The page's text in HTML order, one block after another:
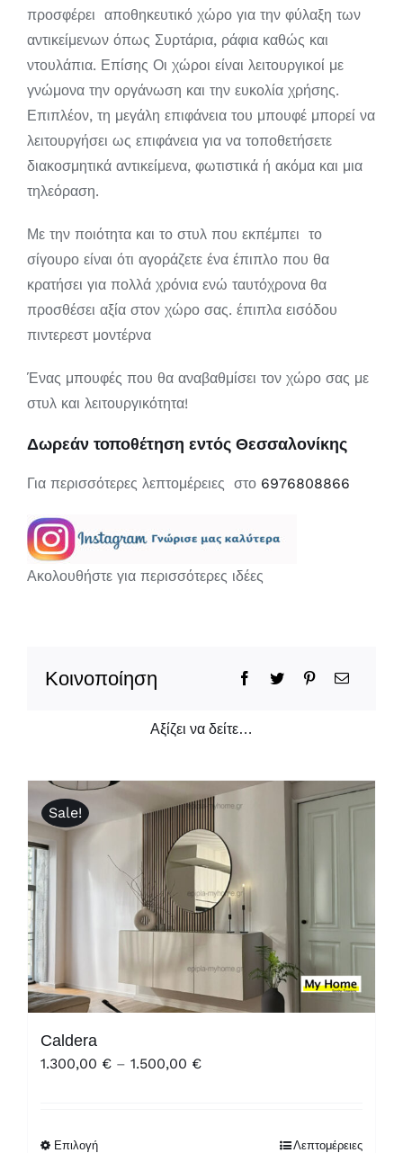
προσφέρει αποθηκευτικό χώρο για την φύλαξη των
αντικείμενων όπως Συρτάρια, ράφια καθώς και
ντουλάπια. Επίσης Οι χώροι είναι λειτουργικοί με
γνώμονα την οργάνωση και την ευκολία χρήσης.
Επιπλέον, τη μεγάλη επιφάνεια του μπουφέ μπορεί να
λειτουργήσει ως επιφάνεια για να τοποθετήσετε
διακοσμητικά αντικείμενα, φωτιστικά ή ακόμα και μια
τηλεόραση.
Με την ποιότητα και το στυλ που εκπέμπει το
σίγουρο είναι ότι αγοράζετε ένα έπιπλο που θα
κρατήσει για πολλά χρόνια ενώ ταυτόχρονα θα
προσθέσει αξία στον χώρο σας. έπιπλα εισόδου
πιντερεστ μοντέρνα
Ένας μπουφές που θα αναβαθμίσει τον χώρο σας με
στυλ και λειτουργικότητα!
Δωρεάν τοποθέτηση εντός Θεσσαλονίκης
Για περισσότερες λεπτομέρειες στο 6976808866
Ακολουθήστε για περισσότερες ιδέες
Κοινοποίηση
Αξίζει να δείτε…
Sale!
Caldera
1.300,00 € – 1.500,00 €Price
Επιλογή Λεπτομέρειες